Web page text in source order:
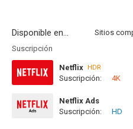
Disponible en...
Suscripción
Netflix HDR
Suscripción: 4K
Netflix Ads
Suscripción:
HD